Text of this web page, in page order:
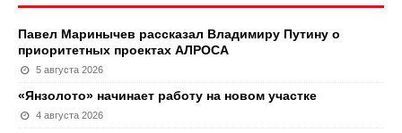
Павел Маринычев рассказал Владимиру Путину о
приоритетных проектах АЛРОСА
5 августа 2026
«Янзолото» начинает работу на новом участке
4 августа 2026